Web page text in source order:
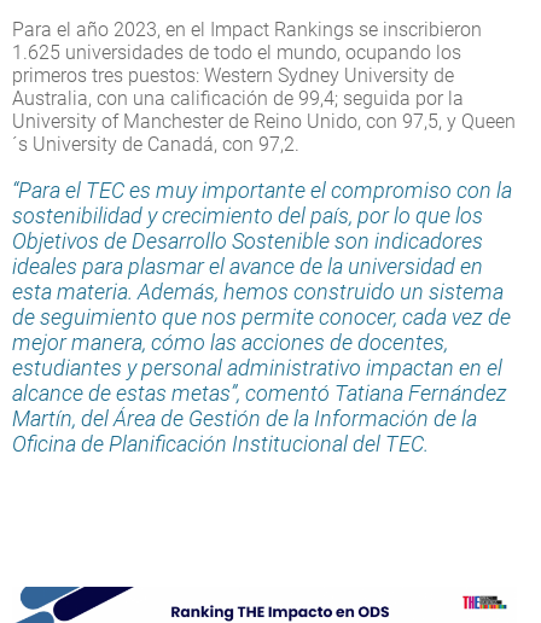
Para el año 2023, en el Impact Rankings se inscribieron
1.625 universidades de todo el mundo, ocupando los
primeros tres puestos: Western Sydney University de
Australia, con una calificación de 99,4; seguida por la
University of Manchester de Reino Unido, con 97,5, y Queen
´s University de Canadá, con 97,2.
“Para el TEC es muy importante el compromiso con la
sostenibilidad y crecimiento del país, por lo que los
Objetivos de Desarrollo Sostenible son indicadores
ideales para plasmar el avance de la universidad en
esta materia. Además, hemos construido un sistema
de seguimiento que nos permite conocer, cada vez de
mejor manera, cómo las acciones de docentes,
estudiantes y personal administrativo impactan en el
alcance de estas metas”, comentó Tatiana Fernández
Martín, del Área de Gestión de la Información de la
Oficina de Planificación Institucional del TEC.